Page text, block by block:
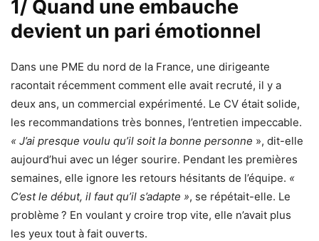
1/ Quand une embauche
devient un pari émotionnel
Dans une PME du nord de la France, une dirigeante
racontait récemment comment elle avait recruté, il y a
deux ans, un commercial expérimenté. Le CV était solide,
les recommandations très bonnes, l’entretien impeccable.
« J’ai presque voulu qu’il soit la bonne personne », dit-elle
aujourd’hui avec un léger sourire. Pendant les premières
semaines, elle ignore les retours hésitants de l’équipe. «
C’est le début, il faut qu’il s’adapte », se répétait-elle. Le
problème ? En voulant y croire trop vite, elle n’avait plus
les yeux tout à fait ouverts.